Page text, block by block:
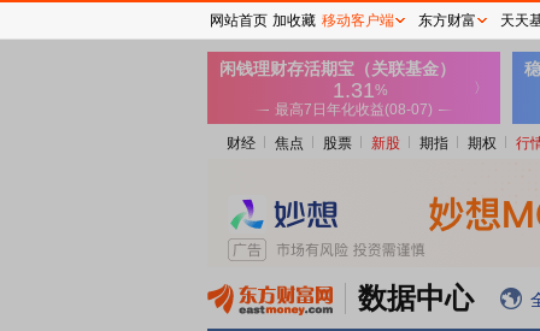
财经 焦点 股票 新股 期指 期权 行
数据中心
网站首页 加收藏 移动客户端 东方财富 天天